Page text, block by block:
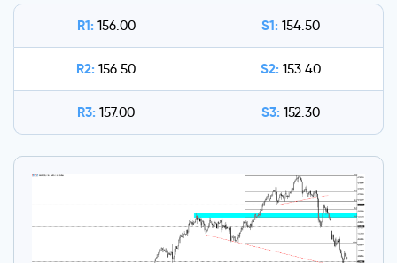
R1: 156.00 S1: 154.50
R2: 156.50 S2: 153.40
R3: 157.00 S3: 152.30